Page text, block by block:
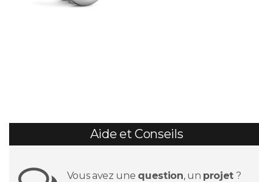
Aide et Conseils
Vous avez une question, un projet ?